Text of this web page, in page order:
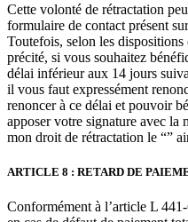
Cette volonté de rétractation
formulaire de contact présent
Toutefois, selon les
précité, si vous souhaitez
délai inférieur aux 14 jours
il vous faut expressément
renoncer à ce délai et pouvoir
apposer votre signature avec la
mon droit de rétractation le “”
ARTICLE 8 : RETARD DE
Conformément à l’article L